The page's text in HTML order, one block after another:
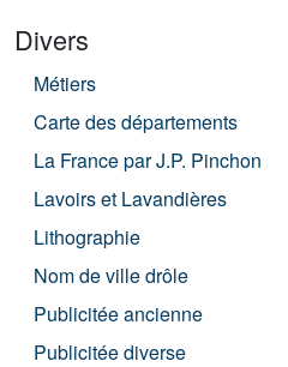
Divers
Métiers
Carte des départements
La France par J.P. Pinchon
Lavoirs et Lavandières
Lithographie
Nom de ville drôle
Publicitée ancienne
Publicitée diverse